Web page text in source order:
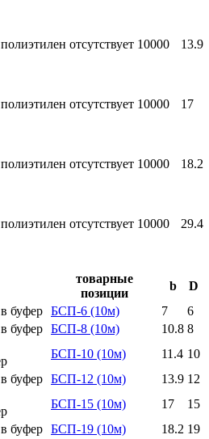
полиэтилен отсутствует 10000 13.9
полиэтилен отсутствует 10000 17
полиэтилен отсутствует 10000 18.2
полиэтилен отсутствует 10000 29.4
товарные
позиции
b
D
БСП-6 (10м) 7
6
БСП-8 (10м) 10.8 8
БСП-10 (10м) 11.4 10
БСП-12 (10м) 13.9 12
БСП-15 (10м) 17
15
БСП-19 (10м) 18.2 19